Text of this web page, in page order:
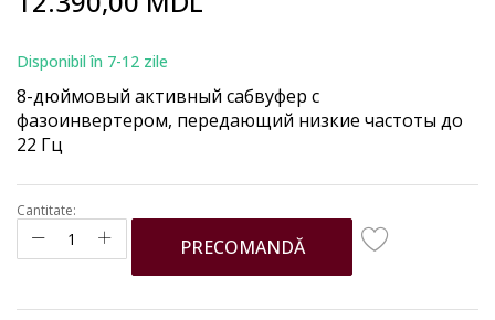
beginning
of
the
images
gallery
Disponibil în 7-12 zile
8-дюймовый активный сабвуфер с
фазоинвертером, передающий низкие частоты до
22 Гц
Cantitate:
PRECOMANDĂ